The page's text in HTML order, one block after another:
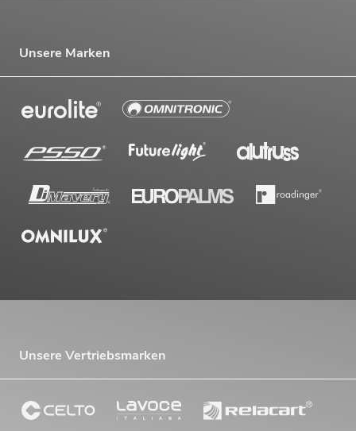
Unsere Marken
Unsere Vertriebsmarken